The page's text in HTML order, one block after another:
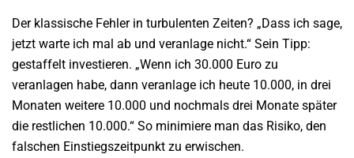
Der klassische Fehler in turbulenten Zeiten? „Dass ich sage,
jetzt warte ich mal ab und veranlage nicht.“ Sein Tipp:
gestaffelt investieren. „Wenn ich 30.000 Euro zu
veranlagen habe, dann veranlage ich heute 10.000, in drei
Monaten weitere 10.000 und nochmals drei Monate später
die restlichen 10.000.“ So minimiere man das Risiko, den
falschen Einstiegszeitpunkt zu erwischen.